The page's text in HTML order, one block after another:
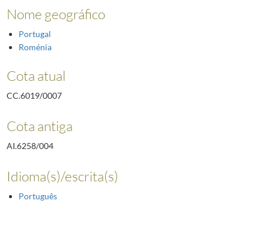
Nome geográfico
Portugal
Roménia
Cota atual
CC.6019/0007
Cota antiga
AI.6258/004
Idioma(s)/escrita(s)
Português